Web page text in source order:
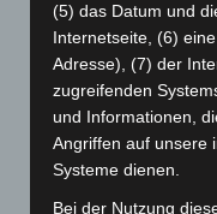
September 2025(93)
August 2025(90)
Juli 2025 (90)
Juni 2025(103)
Mai 2025(112)
(5) das Datum und
Internetseite, (6)
Adresse), (7) der
zugreifenden
und Informationen,
Angriffen auf unsere
Systeme dienen.
Bei der Nutzung